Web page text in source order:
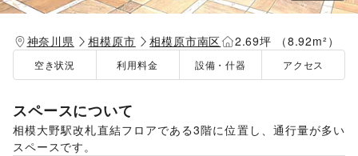
神奈川県 相模原市 相模原市南区 2.69坪 （8.92m²）
空き状況 利用料金 設備・什器 アクセス
スペースについて
相模大野駅改札直結フロアである3階に位置し、通行量が多い
スペースです。